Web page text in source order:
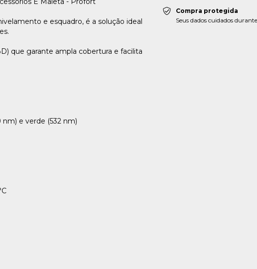
e esquadro, é a solução ideal
que garante ampla cobertura e facilita
e verde (532 nm)
Compra protegida
Seus dados cuidados